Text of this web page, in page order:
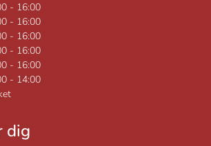
- 16:00
- 16:00
- 16:00
- 16:00
- 16:00
- 14:00
dig